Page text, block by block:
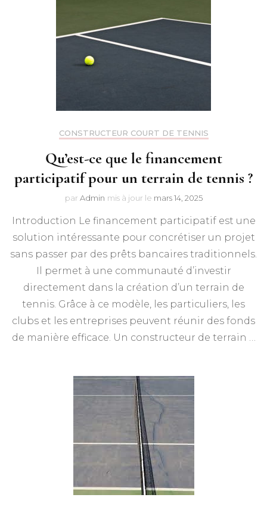
CONSTRUCTEUR COURT DE TENNIS
Qu’est-ce que le financement
participatif pour un terrain de tennis ?
par Admin mis à jour le mars 14, 2025
Introduction Le financement participatif est une
solution intéressante pour concrétiser un projet
sans passer par des prêts bancaires traditionnels.
Il permet à une communauté d’investir
directement dans la création d’un terrain de
tennis. Grâce à ce modèle, les particuliers, les
clubs et les entreprises peuvent réunir des fonds
de manière efficace. Un constructeur de terrain …